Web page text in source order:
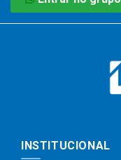
INSTITUCIONAL